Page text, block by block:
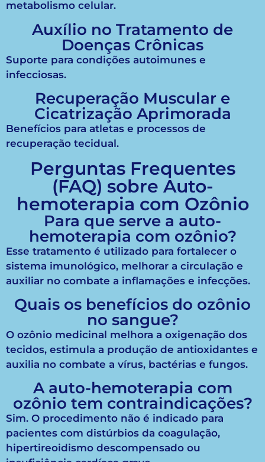
metabolismo celular.
Auxílio no Tratamento de
Doenças Crônicas
Suporte para condições autoimunes e
infecciosas.
Recuperação Muscular e
Cicatrização Aprimorada
Benefícios para atletas e processos de
recuperação tecidual.
Perguntas Frequentes
(FAQ) sobre Auto-
hemoterapia com Ozônio
Para que serve a auto-
hemoterapia com ozônio?
Esse tratamento é utilizado para fortalecer o
sistema imunológico, melhorar a circulação e
auxiliar no combate a inflamações e infecções.
Quais os benefícios do ozônio
no sangue?
O ozônio medicinal melhora a oxigenação dos
tecidos, estimula a produção de antioxidantes e
auxilia no combate a vírus, bactérias e fungos.
A auto-hemoterapia com
ozônio tem contraindicações?
Sim. O procedimento não é indicado para
pacientes com distúrbios da coagulação,
hipertireoidismo descompensado ou